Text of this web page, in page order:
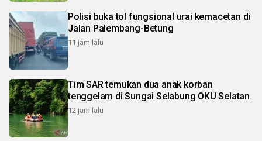
Polisi buka tol fungsional urai kemacetan di
Jalan Palembang-Betung
11 jam lalu
Tim SAR temukan dua anak korban
tenggelam di Sungai Selabung OKU Selatan
12 jam lalu